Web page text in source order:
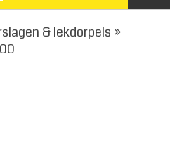
& lekdorpels »